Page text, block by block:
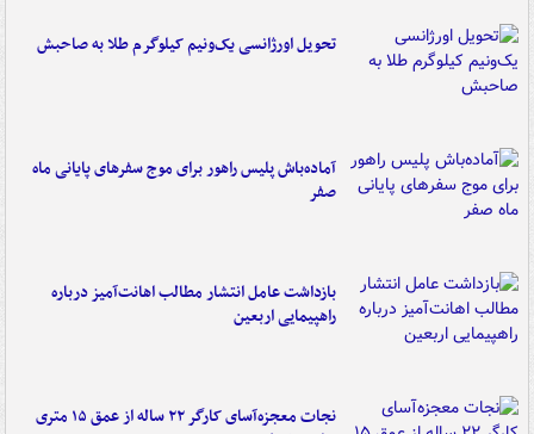
تحویل اورژانسی یک‌ونیم کیلوگرم طلا به صاحبش
آماده‌باش پلیس راهور برای موج سفرهای پایانی ماه
صفر
بازداشت عامل انتشار مطالب اهانت‌آمیز درباره
راهپیمایی اربعین
نجات معجزه‌آسای کارگر ۲۲ ساله از عمق ۱۵ متری